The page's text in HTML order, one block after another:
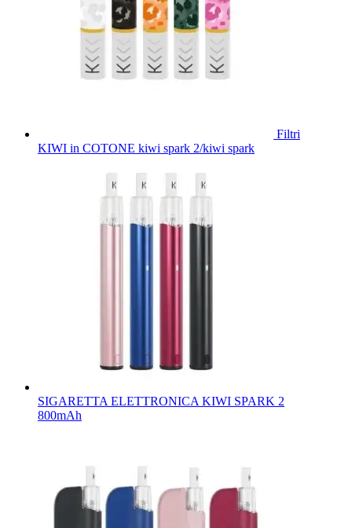
Filtri
KIWI in COTONE kiwi spark 2/kiwi spark
SIGARETTA ELETTRONICA KIWI SPARK 2
800mAh